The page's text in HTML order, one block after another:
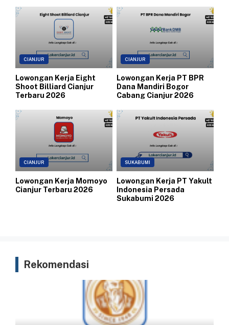
CIANJUR
Lowongan Kerja Eight
Shoot Billiard Cianjur
Terbaru 2026
CIANJUR
Lowongan Kerja PT BPR
Dana Mandiri Bogor
Cabang Cianjur 2026
CIANJUR
Lowongan Kerja Momoyo
Cianjur Terbaru 2026
SUKABUMI
Lowongan Kerja PT Yakult
Indonesia Persada
Sukabumi 2026
Rekomendasi